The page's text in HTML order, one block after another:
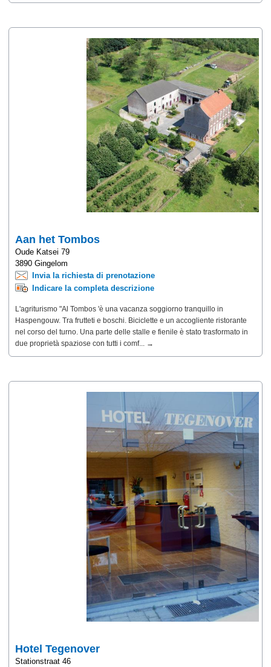
Aan het Tombos
Oude Katsei 79
3890 Gingelom
Invia la richiesta di prenotazione
Indicare la completa descrizione
L'agriturismo "Al Tombos 'è una vacanza soggiorno tranquillo in
Haspengouw. Tra frutteti e boschi. Biciclette e un accogliente ristorante
nel corso del turno. Una parte delle stalle e fienile è stato trasformato in
due proprietà spaziose con tutti i comf... →
Hotel Tegenover
Stationstraat 46